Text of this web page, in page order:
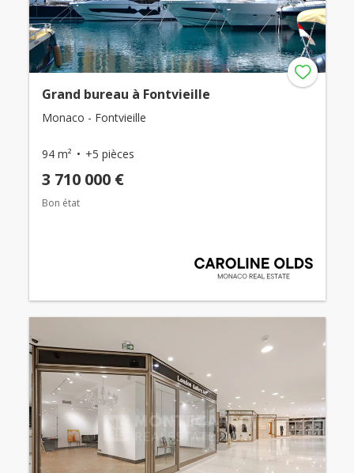
Grand bureau à Fontvieille
Monaco - Fontvieille
94 m² +5 pièces
3 710 000 €
Bon état